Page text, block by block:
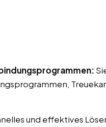
und effektives